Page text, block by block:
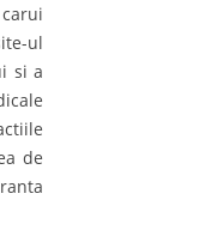
ul
si a
de